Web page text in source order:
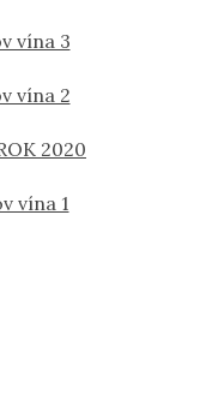
vína 3
vína 2
2020
vína 1